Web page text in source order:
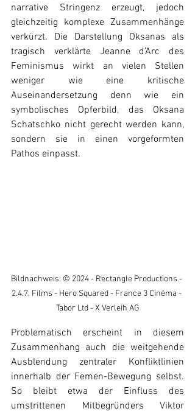
narrative Stringenz erzeugt, jedoch
gleichzeitig komplexe Zusammenhänge
verkürzt. Die Darstellung Oksanas als
tragisch verklärte Jeanne d’Arc des
Feminismus wirkt an vielen Stellen
weniger wie eine kritische
Auseinandersetzung denn wie ein
symbolisches Opferbild, das Oksana
Schatschko nicht gerecht werden kann,
sondern sie in einen vorgeformten
Pathos einpasst.
Bildnachweis: © 2024 - Rectangle Productions -
2.4.7. Films - Hero Squared - France 3 Cinéma -
Tabor Ltd - X Verleih AG
Problematisch erscheint in diesem
Zusammenhang auch die weitgehende
Ausblendung zentraler Konfliktlinien
innerhalb der Femen-Bewegung selbst.
So bleibt etwa der Einfluss des
umstrittenen Mitbegründers Viktor